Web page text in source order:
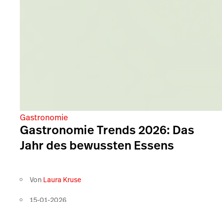
Gastronomie
Gastronomie Trends 2026: Das
Jahr des bewussten Essens
Von Laura Kruse